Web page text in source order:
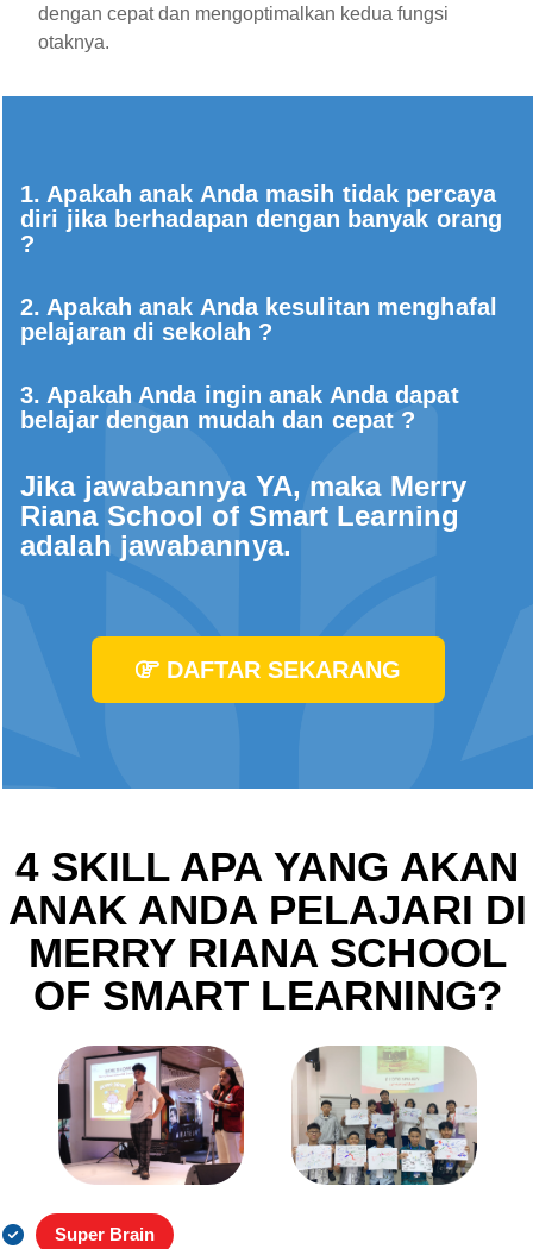
dengan cepat dan mengoptimalkan kedua fungsi
otaknya.
1. Apakah anak Anda masih tidak percaya
diri jika berhadapan dengan banyak orang
?
2. Apakah anak Anda kesulitan menghafal
pelajaran di sekolah ?
3. Apakah Anda ingin anak Anda dapat
belajar dengan mudah dan cepat ?
Jika jawabannya YA, maka Merry
Riana School of Smart Learning
adalah jawabannya.
DAFTAR SEKARANG
4 SKILL APA YANG AKAN
ANAK ANDA PELAJARI DI
MERRY RIANA SCHOOL
OF SMART LEARNING?
Super Brain